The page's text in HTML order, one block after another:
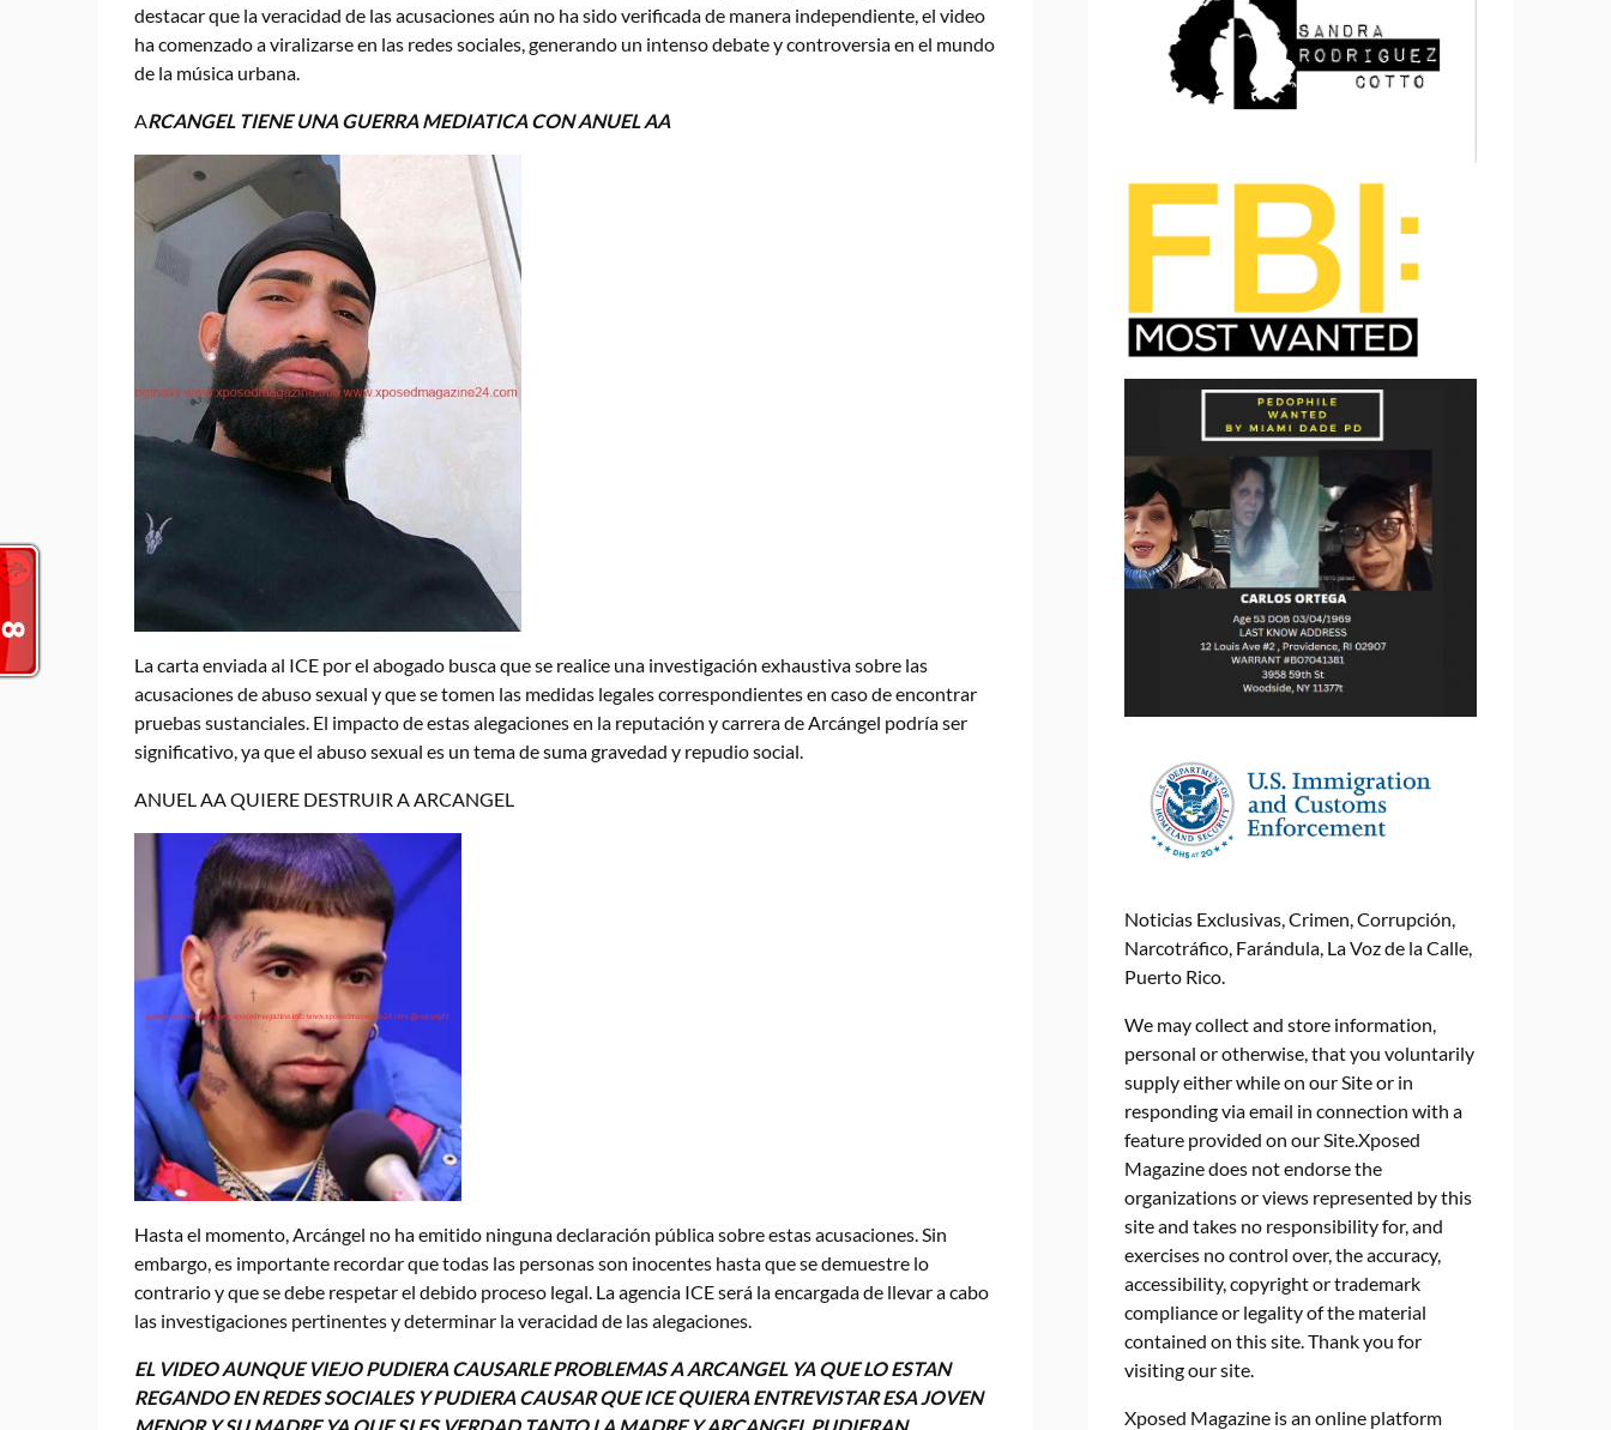
destacar que la veracidad de las acusaciones aún no ha sido verificada de manera independiente, el video
ha comenzado a viralizarse en las redes sociales, generando un intenso debate y controversia en el mundo
de la música urbana.
ARCANGEL TIENE UNA GUERRA MEDIATICA CON ANUEL AA
La carta enviada al ICE por el abogado busca que se realice una investigación exhaustiva sobre las
acusaciones de abuso sexual y que se tomen las medidas legales correspondientes en caso de encontrar
pruebas sustanciales. El impacto de estas alegaciones en la reputación y carrera de Arcángel podría ser
significativo, ya que el abuso sexual es un tema de suma gravedad y repudio social.
ANUEL AA QUIERE DESTRUIR A ARCANGEL
Hasta el momento, Arcángel no ha emitido ninguna declaración pública sobre estas acusaciones. Sin
embargo, es importante recordar que todas las personas son inocentes hasta que se demuestre lo
contrario y que se debe respetar el debido proceso legal. La agencia ICE será la encargada de llevar a cabo
las investigaciones pertinentes y determinar la veracidad de las alegaciones.
EL VIDEO AUNQUE VIEJO PUDIERA CAUSARLE PROBLEMAS A ARCANGEL YA QUE LO ESTAN
REGANDO EN REDES SOCIALES Y PUDIERA CAUSAR QUE ICE QUIERA ENTREVISTAR ESA JOVEN
Noticias Exclusivas, Crimen, Corrupción,
Narcotráfico, Farándula, La Voz de la Calle,
Puerto Rico.
We may collect and store information,
personal or otherwise, that you voluntarily
supply either while on our Site or in
responding via email in connection with a
feature provided on our Site.Xposed
Magazine does not endorse the
organizations or views represented by this
site and takes no responsibility for, and
exercises no control over, the accuracy,
accessibility, copyright or trademark
compliance or legality of the material
contained on this site. Thank you for
visiting our site.
Xposed Magazine is an online platform